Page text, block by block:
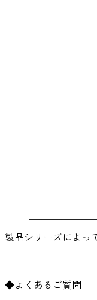
製品シリーズによっ
◆よくあるご質問